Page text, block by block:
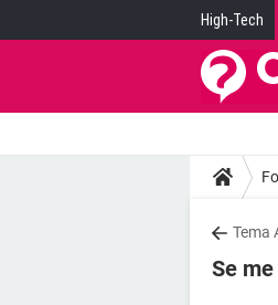
High-Tech
Tema
Se